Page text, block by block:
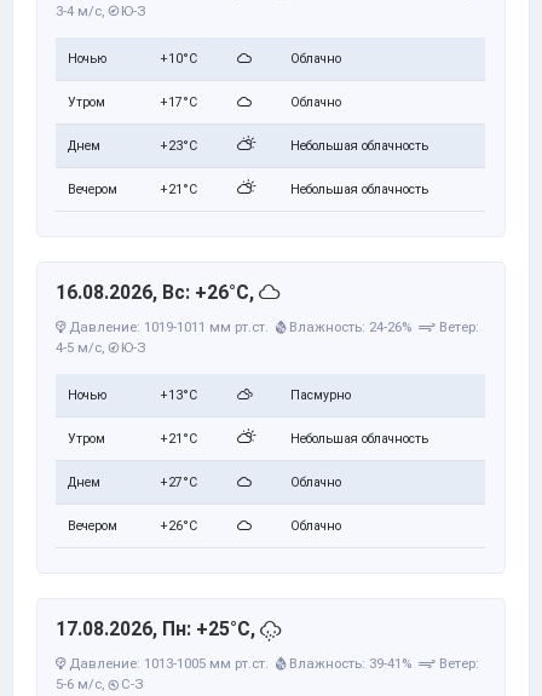
3-4 м/с, Ю-З
Ночью +10°C Облачно
Утром +17°C Облачно
Днем +23°C Небольшая облачность
Вечером +21°C Небольшая облачность
16.08.2026, Вс: +26°C,
Давление: 1019-1011 мм рт.ст. Влажность: 24-26%
Ветер:
4-5 м/с, Ю-З
Ночью +13°C Пасмурно
Утром +21°C Небольшая облачность
Днем +27°C Облачно
Вечером +26°C Облачно
17.08.2026, Пн: +25°C,
Давление: 1013-1005 мм рт.ст. Влажность: 39-41%
Ветер:
5-6 м/с, С-З